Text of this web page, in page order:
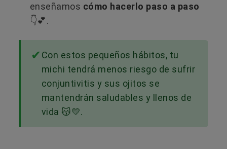
enseñamos cómo hacerlo paso a paso
👇💕.
Con estos pequeños hábitos, tu
michi tendrá menos riesgo de sufrir
conjuntivitis y sus ojitos se
mantendrán saludables y llenos de
vida 😽💛.